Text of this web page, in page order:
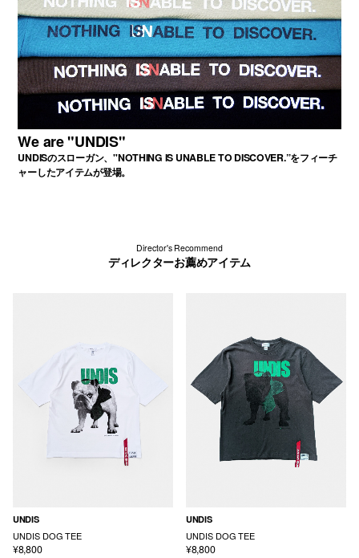
We are "UNDIS"
UNDISのスローガン、"NOTHING IS UNABLE TO DISCOVER.”をフィーチ
ャーしたアイテムが登場。
Director's Recommend
ディレクターお薦めアイテム
UNDIS
UNDIS DOG TEE
¥8,800
UNDIS
UNDIS DOG TEE
¥8,800